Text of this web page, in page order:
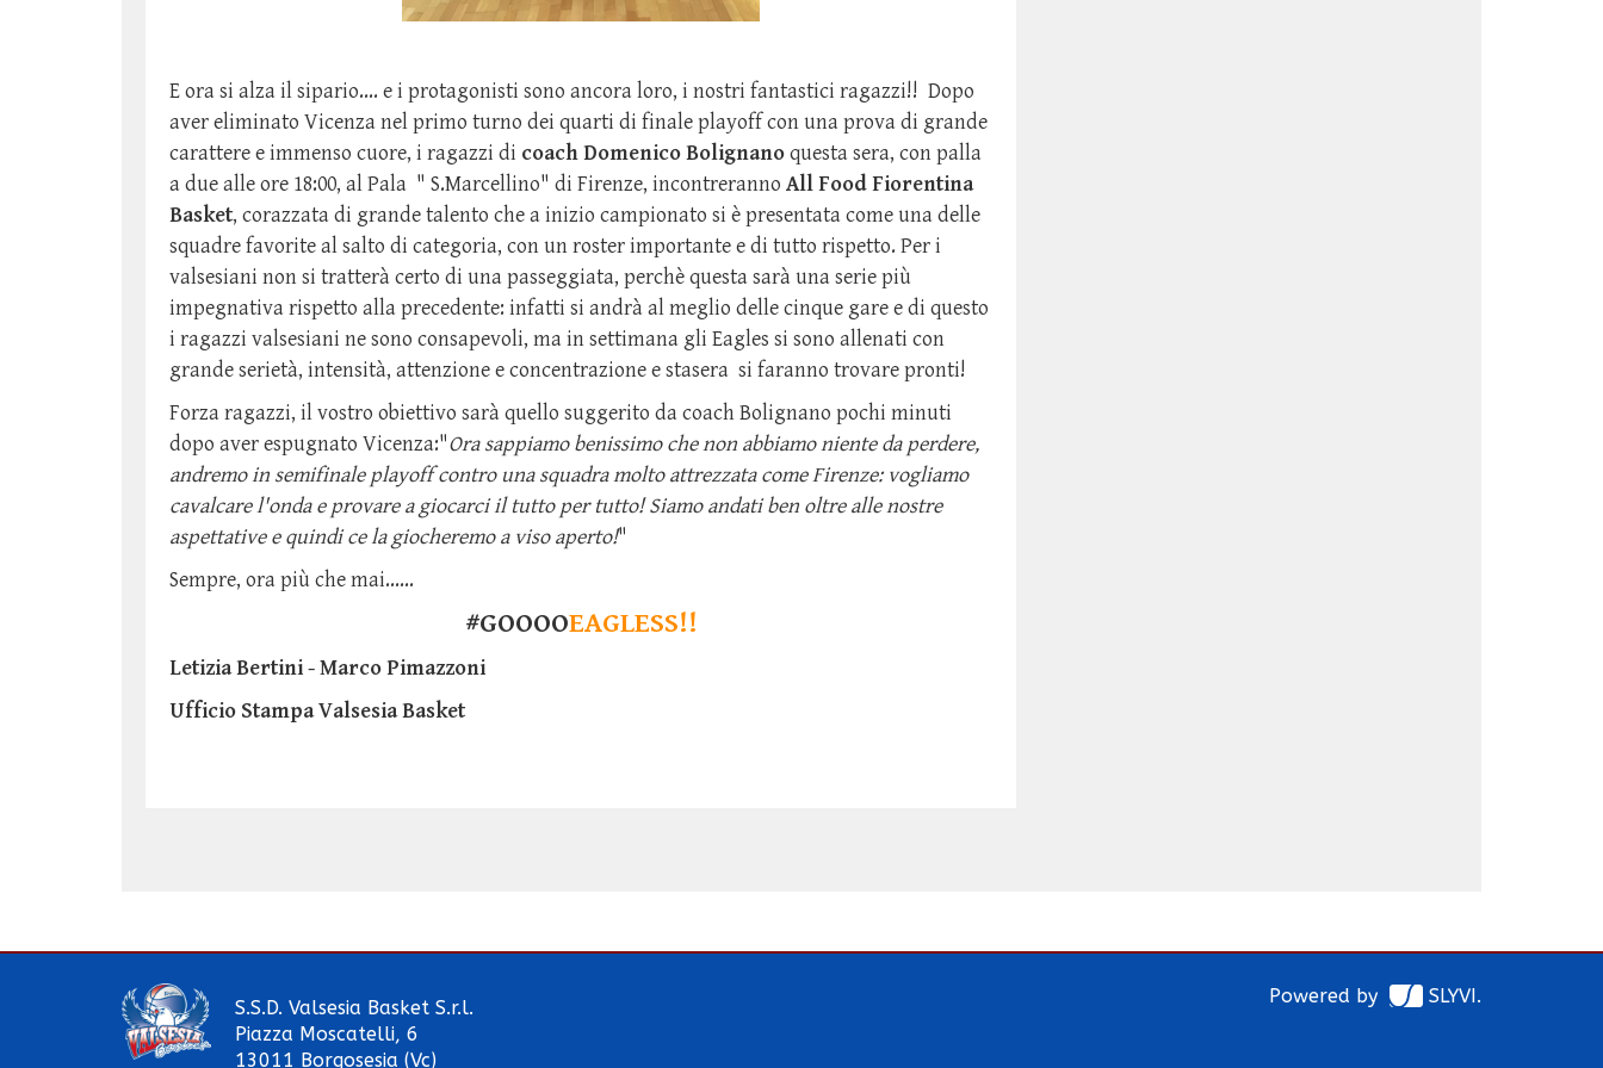
E ora si alza il sipario.... e i protagonisti sono ancora loro, i nostri fantastici ragazzi!! Dopo
aver eliminato Vicenza nel primo turno dei quarti di finale playoff con una prova di grande
carattere e immenso cuore, i ragazzi di coach Domenico Bolignanoquesta sera, con palla
a due alle ore 18:00, al Pala " S.Marcellino" di Firenze, incontreranno All FoodFiorentina
Basket, corazzata di grande talento che a inizio campionato si è presentata come una delle
squadre favorite al salto di categoria, con un roster importante e di tutto rispetto. Per i
valsesiani non si tratterà certo di una passeggiata, perchè questa sarà una serie più
impegnativa rispetto alla precedente: infatti si andrà al meglio delle cinque gare e di questo
i ragazzi valsesiani ne sono consapevoli, ma in settimana gli Eagles si sono allenati con
grande serietà, intensità, attenzione e concentrazione e stasera si faranno trovare pronti!
Forza ragazzi, il vostro obiettivo sarà quello suggerito da coach Bolignano pochi minuti
dopo aver espugnato Vicenza:"Ora sappiamo benissimo che non abbiamo niente da perdere,
andremo in semifinale playoff contro una squadra molto attrezzata come Firenze: vogliamo
cavalcare l'onda e provare a giocarci il tutto per tutto! Siamo andati ben oltre alle nostre
aspettative e quindi ce la giocheremo a viso aperto!"
Sempre, ora più che mai......
#GOOOOEAGLESS!!
Letizia Bertini - Marco Pimazzoni
Ufficio Stampa Valsesia Basket
S.S.D. Valsesia Basket S.r.l.
Piazza Moscatelli, 6
13011 Borgosesia (Vc)
Powered by SLYVI.